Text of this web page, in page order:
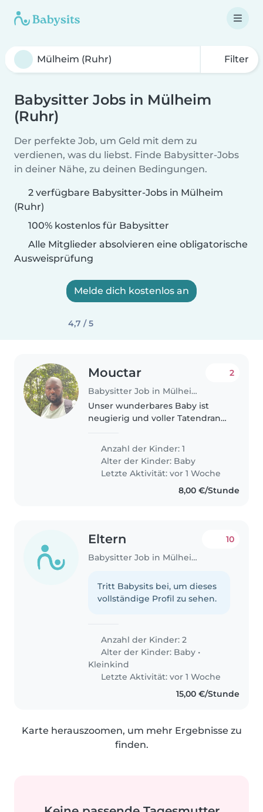
Filter
Babysitter Jobs in Mülheim
(Ruhr)
Der perfekte Job, um Geld mit dem zu
verdienen, was du liebst. Finde Babysitter-Jobs
in deiner Nähe, zu deinen Bedingungen.
2 verfügbare Babysitter-Jobs in Mülheim
(Ruhr)
100% kostenlos für Babysitter
Alle Mitglieder absolvieren eine obligatorische
Ausweisprüfung
Melde dich kostenlos an
4,7 / 5
Mouctar
Babysitter Job in Mülheim (Ruhr)
2
Unser wunderbares Baby ist
neugierig und voller Tatendrang
Babysitterin, die mit ihm spielt,
es liebevoll betreut und es bei
uns zu Hause versorgt.
Anzahl der Kinder: 1
Alter der Kinder: Baby
Letzte Aktivität: vor 1 Woche
8,00 €/Stunde
Eltern
Babysitter Job in Mülheim (Ruhr)
10
Tritt Babysits bei, um dieses
vollständige Profil zu sehen.
Anzahl der Kinder: 2
Alter der Kinder: Baby •
Kleinkind
Letzte Aktivität: vor 1 Woche
15,00 €/Stunde
Karte herauszoomen, um mehr Ergebnisse zu
finden.